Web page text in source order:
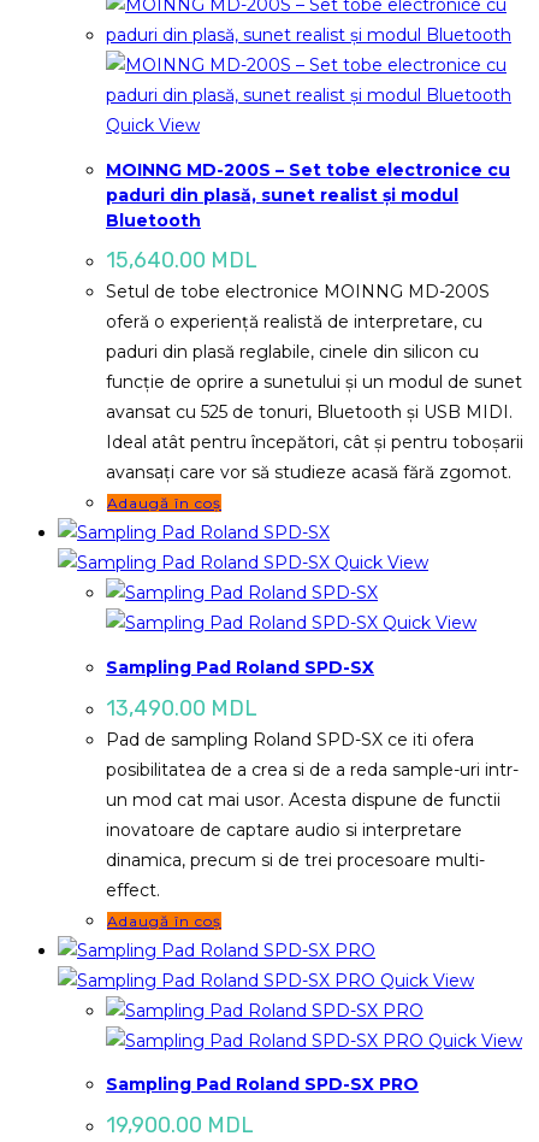
Quick View
MOINNG MD-200S – Set tobe electronice cu
paduri din plasă, sunet realist și modul
Bluetooth
15,640.00 MDL
Setul de tobe electronice MOINNG MD-200S
oferă o experiență realistă de interpretare, cu
paduri din plasă reglabile, cinele din silicon cu
funcție de oprire a sunetului și un modul de sunet
avansat cu 525 de tonuri, Bluetooth și USB MIDI.
Ideal atât pentru începători, cât și pentru toboșarii
avansați care vor să studieze acasă fără zgomot.
Adaugă în coș
Quick View
Quick View
Sampling Pad Roland SPD-SX
13,490.00 MDL
Pad de sampling Roland SPD-SX ce iti ofera
posibilitatea de a crea si de a reda sample-uri intr-
un mod cat mai usor. Acesta dispune de functii
inovatoare de captare audio si interpretare
dinamica, precum si de trei procesoare multi-
effect.
Adaugă în coș
Quick View
Quick View
Sampling Pad Roland SPD-SX PRO
19,900.00 MDL